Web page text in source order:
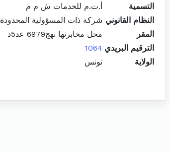
التسمية
أ.ت.م للخدمات ش م م
النظام القانوني شركة ذات المسؤولية المحدودة
المقر
محل مخابرتها نهج6979 عد5د
الترقيم البريدي 1064
الولاية
تونس